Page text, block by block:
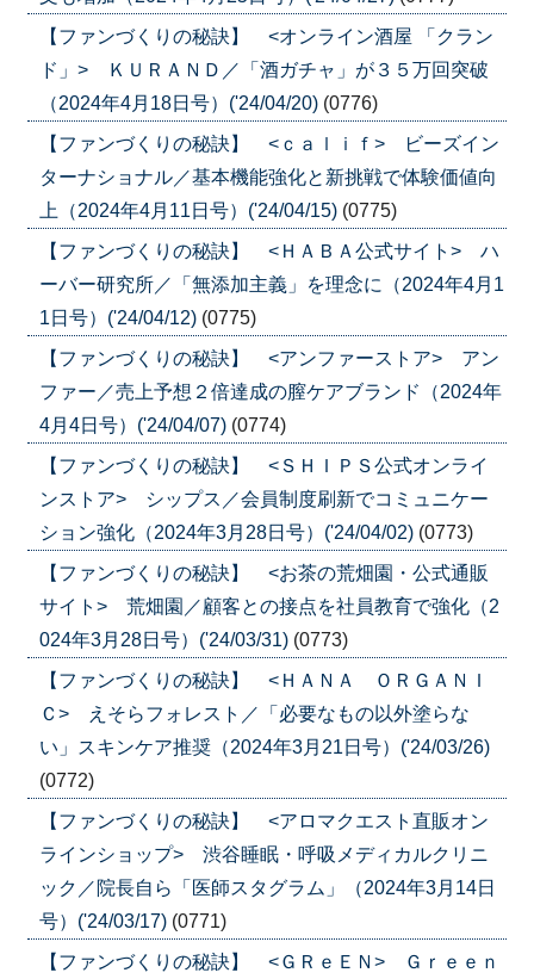
【ファンづくりの秘訣】 <オンライン酒屋 「クラン
ド」> ＫＵＲＡＮＤ／「酒ガチャ」が３５万回突破
（2024年4月18日号）('24/04/20) (0776)
【ファンづくりの秘訣】 <ｃａｌｉｆ> ビーズイン
ターナショナル／基本機能強化と新挑戦で体験価値向
上（2024年4月11日号）('24/04/15) (0775)
【ファンづくりの秘訣】 <ＨＡＢＡ公式サイト> ハ
ーバー研究所／「無添加主義」を理念に（2024年4月1
1日号）('24/04/12) (0775)
【ファンづくりの秘訣】 <アンファーストア> アン
ファー／売上予想２倍達成の膣ケアブランド（2024年
4月4日号）('24/04/07) (0774)
【ファンづくりの秘訣】 <ＳＨＩＰＳ公式オンライ
ンストア> シップス／会員制度刷新でコミュニケー
ション強化（2024年3月28日号）('24/04/02) (0773)
【ファンづくりの秘訣】 <お茶の荒畑園・公式通販
サイト> 荒畑園／顧客との接点を社員教育で強化（2
024年3月28日号）('24/03/31) (0773)
【ファンづくりの秘訣】 <ＨＡＮＡ ＯＲＧＡＮＩ
Ｃ> えそらフォレスト／「必要なもの以外塗らな
い」スキンケア推奨（2024年3月21日号）('24/03/26)
(0772)
【ファンづくりの秘訣】 <アロマクエスト直販オン
ラインショップ> 渋谷睡眠・呼吸メディカルクリニ
ック／院長自ら「医師スタグラム」（2024年3月14日
号）('24/03/17) (0771)
【ファンづくりの秘訣】 <ＧＲｅＥＮ> Ｇｒｅｅｎ